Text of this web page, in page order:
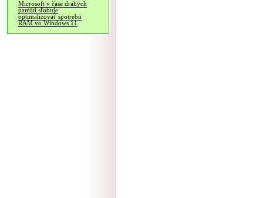
Microsoft v čase drahých
pamätí sľubuje
optimalizovať spotrebu
RAM vo Windows 11